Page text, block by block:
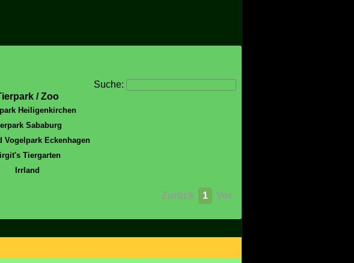
Suche:
/ Zoo
Heiligenkirchen
Sababurg
Vogelpark Eckenhagen
Tiergarten
Irrland
Zurück 1 Vor